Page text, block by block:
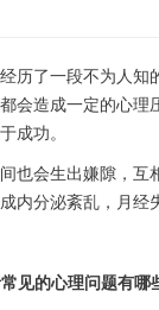
历了一段不为人
会造成一定的心
成功。
也会生出嫌隙，互
分泌紊乱，月经
见的心理问题有哪